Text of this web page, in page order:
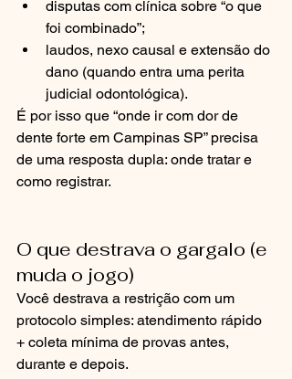
disputas com clínica sobre “o que
foi combinado”;
laudos, nexo causal e extensão do
dano (quando entra uma perita
judicial odontológica).
É por isso que “onde ir com dor de
dente forte em Campinas SP” precisa
de uma resposta dupla: onde tratar e
como registrar.
O que destrava o gargalo (e
muda o jogo)
Você destrava a restrição com um
protocolo simples: atendimento rápido
+ coleta mínima de provas antes,
durante e depois.